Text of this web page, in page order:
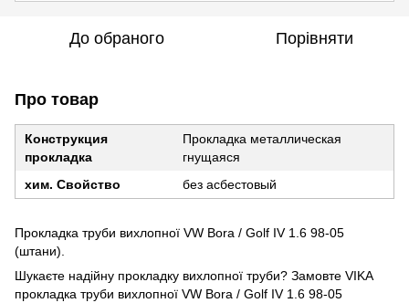
До обраного Порівняти
Про товар
Конструкция
прокладка
Прокладка металлическая
гнущаяся
хим. Свойство
без асбестовый
Прокладка труби вихлопної VW Bora / Golf IV 1.6 98-05
(штани).
Шукаєте надійну прокладку вихлопної труби? Замовте VIKA
прокладка труби вихлопної VW Bora / Golf IV 1.6 98-05